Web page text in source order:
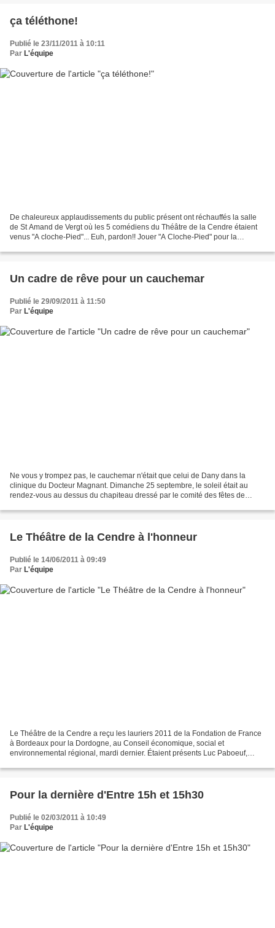
ça téléthone!
Publié le 23/11/2011 à 10:11
Par L'équipe
De chaleureux applaudissements du public présent ont réchauffés la salle
de St Amand de Vergt où les 5 comédiens du Théâtre de la Cendre étaient
venus "A cloche-Pied"... Euh, pardon!! Jouer "A Cloche-Pied" pour la
Un cadre de rêve pour un cauchemar
Publié le 29/09/2011 à 11:50
Par L'équipe
Ne vous y trompez pas, le cauchemar n'était que celui de Dany dans la
clinique du Docteur Magnant. Dimanche 25 septembre, le soleil était au
rendez-vous au dessus du chapiteau dressé par le comité des fêtes de
Le Théâtre de la Cendre à l'honneur
Publié le 14/06/2011 à 09:49
Par L'équipe
Le Théâtre de la Cendre a reçu les lauriers 2011 de la Fondation de France
à Bordeaux pour la Dordogne, au Conseil économique, social et
environnemental régional, mardi dernier. Étaient présents Luc Paboeuf,
Pour la dernière d'Entre 15h et 15h30
Publié le 02/03/2011 à 10:49
Par L'équipe